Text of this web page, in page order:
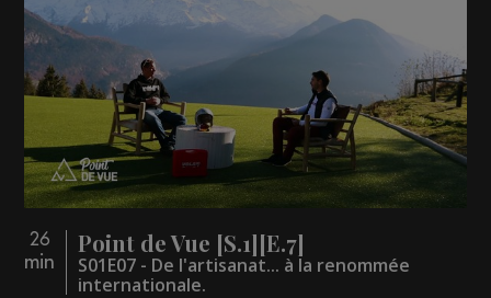
26
min
Point de Vue [S.1][E.7]
S01E07 - De l'artisanat... à la renommée
internationale.